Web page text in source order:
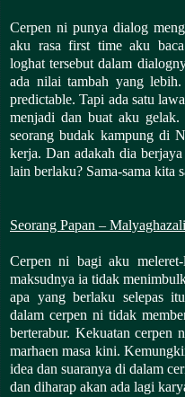
Cerpen ni punya dialog
aku rasa first time aku
loghat tersebut dalam
ada nilai tambah yang
predictable. Tapi ada satu
menjadi dan buat aku
seorang budak kampung di
kerja. Dan adakah dia
lain berlaku? Sama-sama kita
Seorang Papan – Malyaghazali
Cerpen ni bagi aku
maksudnya ia tidak
apa yang berlaku selepas
dalam cerpen ni tidak
berterabur. Kekuatan
marhaen masa kini.
idea dan suaranya di dalam
dan diharap akan ada lagi